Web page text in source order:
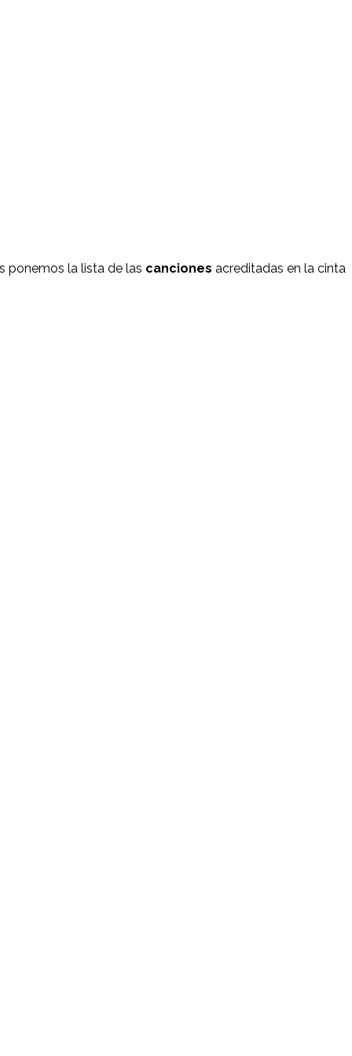
ponemos la lista de las canciones acreditadas en la cinta